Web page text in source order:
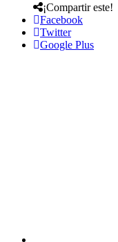
¡Compartir este!
Facebook
Twitter
Google Plus